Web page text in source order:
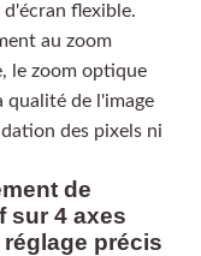
d'écran flexible.
au zoom
le zoom optique
qualité de l'image
des pixels ni
de
sur 4 axes
précis